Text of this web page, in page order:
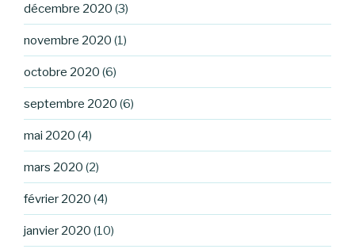
décembre 2020 (3)
novembre 2020 (1)
octobre 2020 (6)
septembre 2020 (6)
mai 2020 (4)
mars 2020 (2)
février 2020 (4)
janvier 2020 (10)